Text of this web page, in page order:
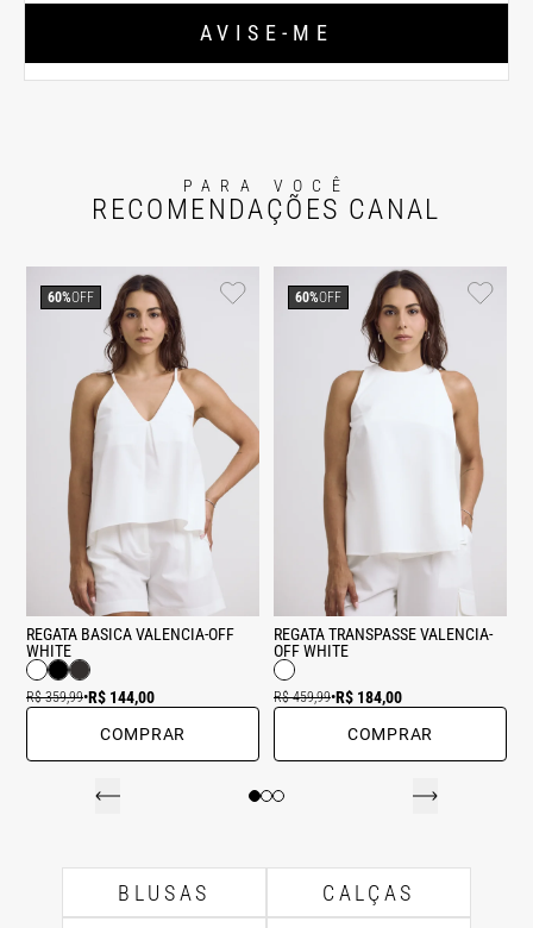
AVISE-ME
PARA VOCÊ
RECOMENDAÇÕES CANAL
REGATA BASICA VALENCIA-OFF
WHITE
R$ 359,99•R$ 144,00
60%OFF
COMPRAR
REGATA TRANSPASSE VALENCIA-
OFF WHITE
R$ 459,99•R$ 184,00
60%OFF
COMPRAR
BLUSAS
CALÇAS